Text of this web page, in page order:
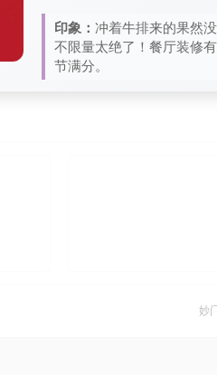
印象： 冲着牛排来的果然
不限量太绝了！餐厅装修
节满分。
妙